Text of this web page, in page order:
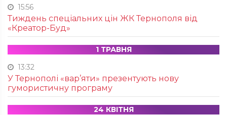
15:56
Тиждень спеціальних цін ЖК Тернополя від
«Креатор-Буд»
1 ТРАВНЯ
13:32
У Тернополі «вар’яти» презентують нову
гумористичну програму
24 КВІТНЯ